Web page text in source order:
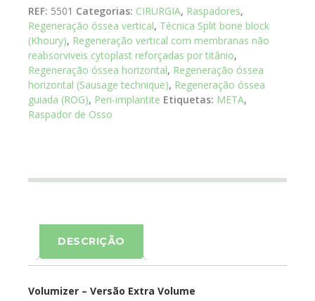
REF: 5501 Categorias: CIRURGIA, Raspadores,
Regeneração óssea vertical, Técnica Split bone block
(Khoury), Regeneração vertical com membranas não
reabsorviveis cytoplast reforçadas por titânio,
Regeneração óssea horizontal, Regeneração óssea
horizontal (Sausage technique), Regeneração óssea
guiada (ROG), Peri-implantite Etiquetas: META,
Raspador de Osso
DESCRIÇÃO
Volumizer – Versão Extra Volume